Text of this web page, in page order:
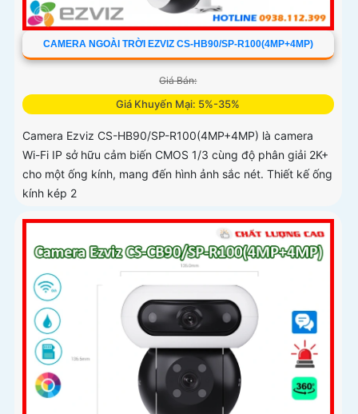
CAMERA NGOÀI TRỜI EZVIZ CS-HB90/SP-R100(4MP+4MP)
Giá Bán:
Giá Khuyến Mại: 5%-35%
Camera Ezviz CS-HB90/SP-R100(4MP+4MP) là camera
Wi-Fi IP sở hữu cảm biến CMOS 1/3 cùng độ phân giải 2K+
cho một ống kính, mang đến hình ảnh sắc nét. Thiết kế ống
kính kép 2